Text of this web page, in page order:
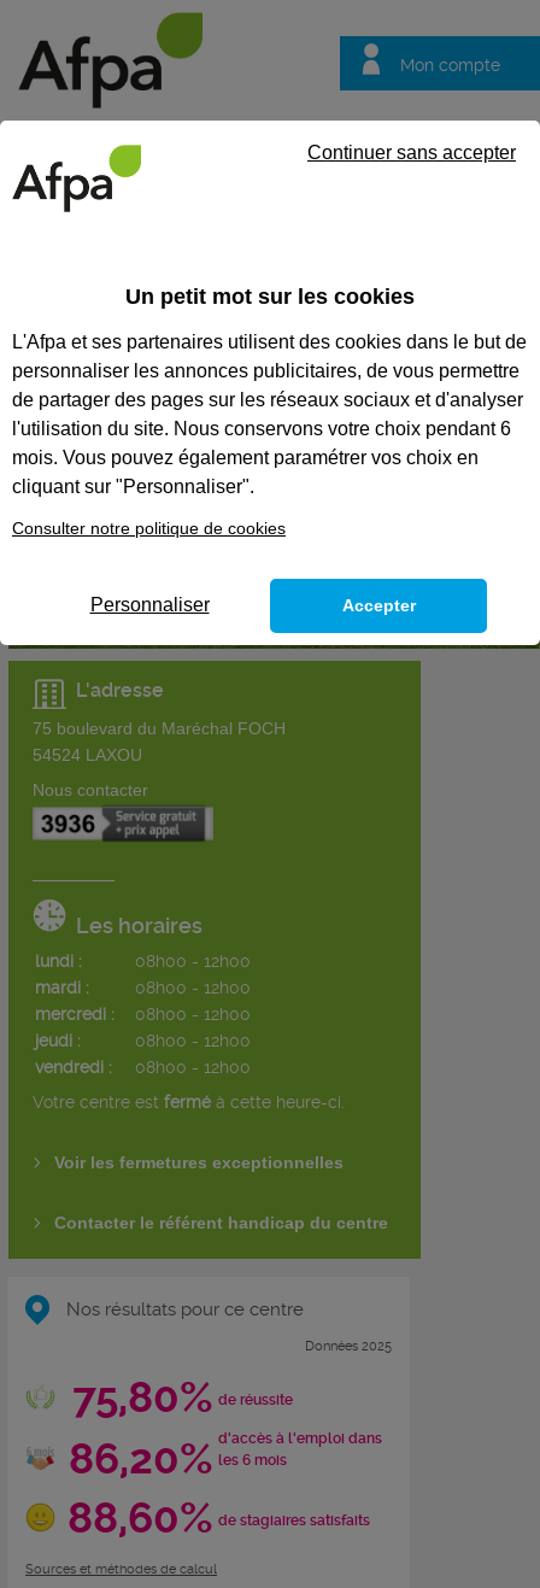
Mon compte
questions
CENTRE DE NANCY LAXOU
L'adresse
75 boulevard du Maréchal FOCH
54524 LAXOU
Nous contacter
Les horaires
lundi :
08h00 - 12h00
mardi :
08h00 - 12h00
mercredi :
08h00 - 12h00
jeudi :
08h00 - 12h00
vendredi :
08h00 - 12h00
Votre centre est fermé à cette heure-ci.
Voir les fermetures exceptionnelles
Contacter le référent handicap du centre
Nos résultats pour ce centre
Données 2025
75,80% de réussite
86,20% d'accès à l'emploi dans
les 6 mois
88,60% de stagiaires satisfaits
Sources et méthodes de calcul
Un petit mot sur les cookies
L'Afpa et ses partenaires utilisent des cookies dans le but de
personnaliser les annonces publicitaires, de vous permettre
de partager des pages sur les réseaux sociaux et d'analyser
l'utilisation du site. Nous conservons votre choix pendant 6
mois. Vous pouvez également paramétrer vos choix en
cliquant sur "Personnaliser".
Consulter notre politique de cookies
Continuer sans accepter
Personnaliser Accepter